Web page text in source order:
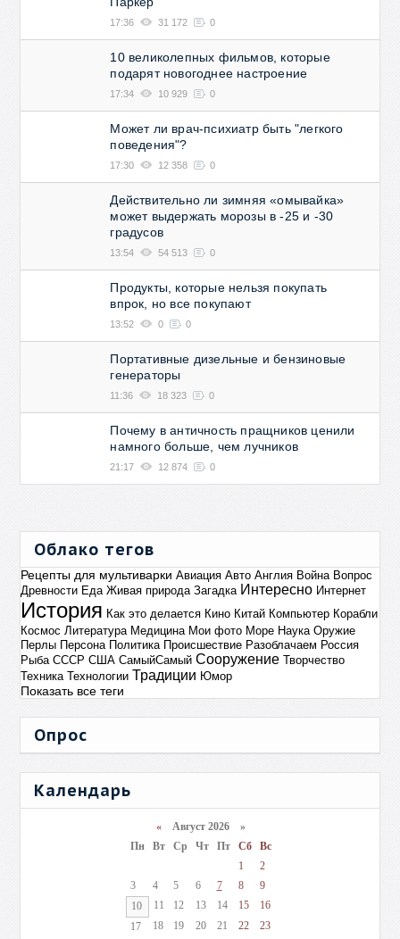
17:36 31 172 0
10 великолепных фильмов, которые
подарят новогоднее настроение
17:34 10 929 0
Может ли врач-психиатр быть "легкого
поведения"?
17:30 12 358 0
Действительно ли зимняя «омывайка»
может выдержать морозы в -25 и -30
градусов
13:54 54 513 0
Продукты, которые нельзя покупать
впрок, но все покупают
13:52 0 0
Портативные дизельные и бензиновые
генераторы
11:36 18 323 0
Почему в античность пращников ценили
намного больше, чем лучников
21:17 12 874 0
Облако тегов
Рецепты для мультиварки Авиация Авто Англия Война Вопрос
Древности Еда Живая природа Загадка Интересно Интернет
История Как это делается Кино Китай Компьютер Корабли
Космос Литература Медицина Мои фото Море Наука Оружие
Перлы Персона Политика Происшествие Разоблачаем Россия
Рыба СССР США СамыйСамый Сооружение Творчество
Техника Технологии Традиции Юмор
Показать все теги
Опрос
Календарь
«Август 2026 »
Пн
Вт Ср Чт Пт Сб
Вс
1
2
3
4 5 6 7 8
9
10
11 12 13 14 15
16
17
18 19 20 21 22 23